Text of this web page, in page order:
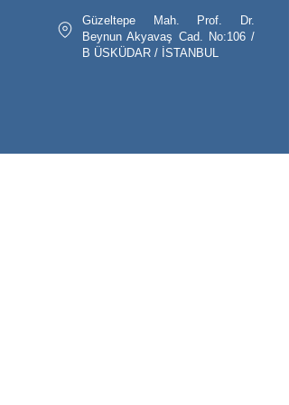
Güzeltepe Mah. Prof. Dr.
Beynun Akyavaş Cad. No:106 /
B ÜSKÜDAR / İSTANBUL